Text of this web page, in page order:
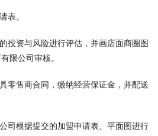
表。
投资与风险进行评估，并画店面商圈图
限公司审核。
零售商合同，缴纳经营保证金，并配送
司根据提交的加盟申请表、平面图进行